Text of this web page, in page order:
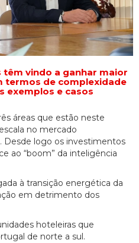
vindo a ganhar maior
termos de complexidade
exemplos e casos
áreas que estão neste
no mercado
logo os investimentos
ao “boom” da inteligência
à transição energética da
em detrimento dos
hoteleiras que
de norte a sul.